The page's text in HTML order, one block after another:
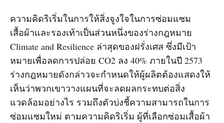
ความคิดริเริ่มในการให้สิ่งจูงใจในการซ่อมแซม
เสื้อผ้าและรองเท้าเป็นส่วนหนึ่งของร่างกฎหมาย
Climate and Resilience ล่าสุดของฝรั่งเศส ซึ่งมีเป้า
หมายเพื่อลดการปล่อย CO2 ลง 40% ภายในปี 2573
ร่างกฎหมายดังกล่าวจะกำหนดให้ผู้ผลิตต้องแสดงให้
เห็นว่าพวกเขาวางแผนที่จะลดผลกระทบต่อสิ่ง
แวดล้อมอย่างไร รวมถึงตัวบ่งชี้ความสามารถในการ
ซ่อมแซมใหม่ ตามความคิดริเริ่ม ผู้ที่เลือกซ่อมเสื้อผ้า